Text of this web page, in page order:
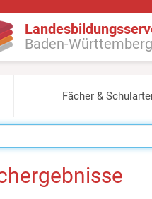
Baden-Württemberg
Fächer &